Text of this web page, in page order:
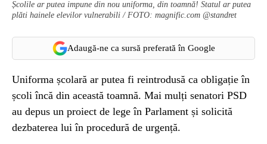
Școlile ar putea impune din nou uniforma, din toamnă! Statul ar putea
plăti hainele elevilor vulnerabili / FOTO: magnific.com @standret
Adaugă-ne ca sursă preferată în Google
Uniforma școlară ar putea fi reintrodusă ca obligație în
școli încă din această toamnă. Mai mulți senatori PSD
au depus un proiect de lege în Parlament și solicită
dezbaterea lui în procedură de urgență.